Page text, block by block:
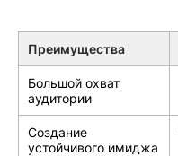
Преимущества
Большой охват
аудитории
Создание
устойчивого имиджа